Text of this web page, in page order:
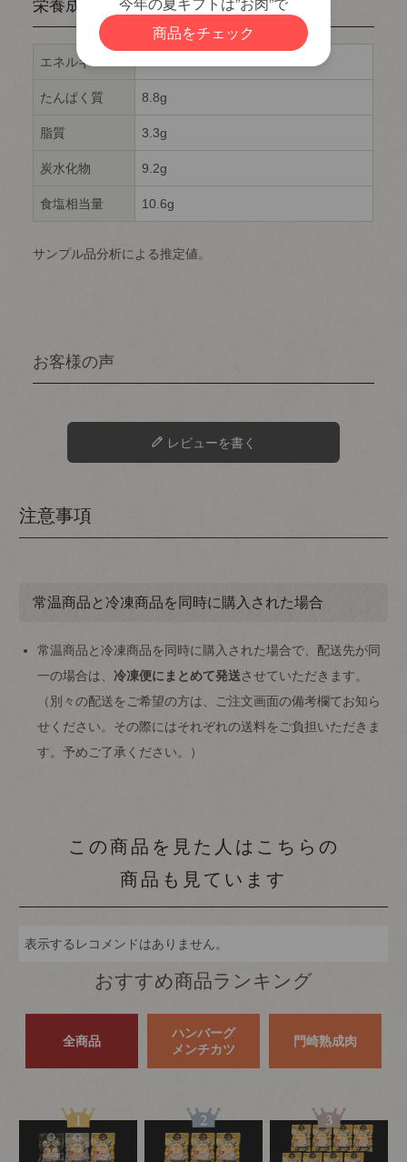
栄養成分表示 1本（70g）当たり
エネルギー
たんぱく質 8.8g
脂質 3.3g
炭水化物 9.2g
食塩相当量 10.6g
サンプル品分析による推定値。
レビューを書く
注意事項
常温商品と冷凍商品を同時に購入された場合
常温商品と冷凍商品を同時に購入された場合で、配送先が同
一の場合は、冷凍便にまとめて発送させていただきます。
（別々の配送をご希望の方は、ご注文画面の備考欄てお知ら
せください。その際にはそれぞれの送料をご負担いただきま
す。予めご了承ください。）
この商品を見た人はこちらの
商品も見ています
表示するレコメンドはありません。
おすすめ商品ランキング
全商品
ハンバーグ
メンチカツ
門崎熟成肉